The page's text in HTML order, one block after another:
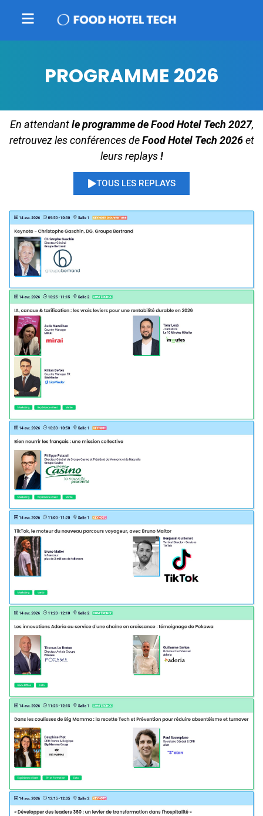
PROGRAMME 2026
En attendantle programme de Food Hotel Tech 2027,
retrouvez les conférences deFood Hotel Tech 2026et
leurs replays!
TOUS LES REPLAYS